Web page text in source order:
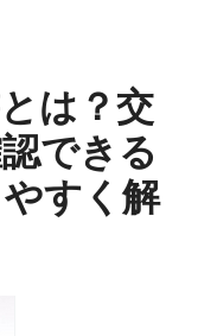
は？交
できる
すく解